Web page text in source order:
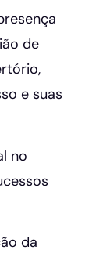
de
e suas
no
da